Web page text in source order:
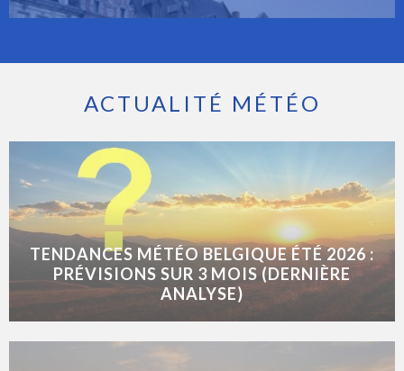
ACTUALITÉ MÉTÉO
TENDANCES MÉTÉO BELGIQUE ÉTÉ 2026 :
PRÉVISIONS SUR 3 MOIS (DERNIÈRE
ANALYSE)